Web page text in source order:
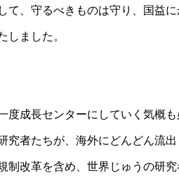
、守るべきものは守り、国益に
ました。
成長センターにしていく気概も
者たちが、海外にどんどん流出
改革を含め、世界じゅうの研